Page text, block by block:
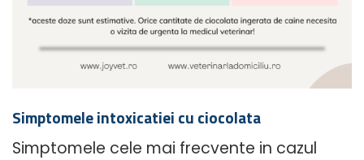
Simptomele intoxicatiei cu ciocolata
Simptomele cele mai frecvente in cazul